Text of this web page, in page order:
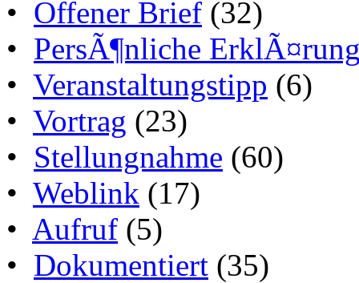
• Offener Brief (32)
• PersÃ¶nliche
• Veranstaltungstipp (6)
• Vortrag (23)
• Stellungnahme (60)
• Weblink (17)
• Aufruf (5)
• Dokumentiert (35)